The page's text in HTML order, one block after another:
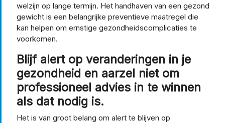
welzijn op lange termijn. Het handhaven van een gezond
gewicht is een belangrijke preventieve maatregel die
kan helpen om ernstige gezondheidscomplicaties te
voorkomen.
Blijf alert op veranderingen in je
gezondheid en aarzel niet om
professioneel advies in te winnen
als dat nodig is.
Het is van groot belang om alert te blijven op